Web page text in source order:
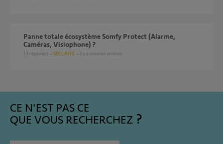
Panne totale écosystème Somfy Protect (Alarme,
Caméras, Visiophone) ?
13 réponses SÉCURITÉ il y a environ un mois
CE N'EST PAS CE
QUE VOUS RECHERCHEZ